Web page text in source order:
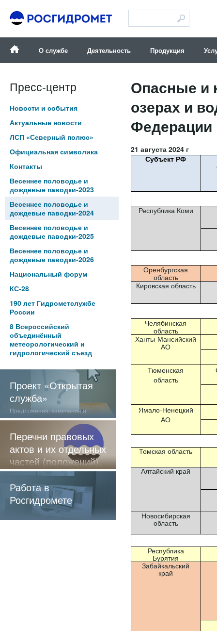
О службе Деятельность Продукция
Пресс-центр
Новости и события
Актуальные новости
ЛСП «Северный полюс»
Официальная символика
Контакты
Весеннее половодье и
дождевые паводки-2023
Весеннее половодье и
дождевые паводки-2024
Весеннее половодье и
дождевые паводки-2025
Весеннее половодье и
дождевые паводки-2026
Национальный форум
КС-28
190 лет Гидрометслужбе
России
8 Всероссийский
объединённый
метеорологический и
гидрологический съезд
Проект «Открытая
служба»
Предложения, замечания и
отзывы о нашей работе
Перечни правовых
актов и их отдельных
частей (положений),
содержащие
обязательные
требования
Работа в
Росгидромете
Опасные и
озерах и
Федерации
21 августа 2024 г
Субъект РФ
Республика Коми
Оренбургская
область
Кировская область
Челябинская
область
Ханты-Мансийский
АО
Тюменская
область
Ямало-Ненецкий
АО
Томская область
Алтайский край
Новосибирская
область
Республика
Бурятия
Забайкальский
край